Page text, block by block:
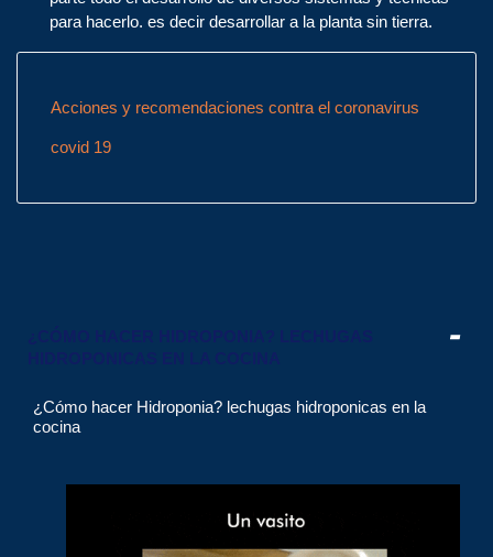
para hacerlo. es decir desarrollar a la planta sin tierra.
Acciones y recomendaciones contra el coronavirus
covid 19
¿Cómo hacer Hidroponia? lechugas hidroponicas en la
cocina